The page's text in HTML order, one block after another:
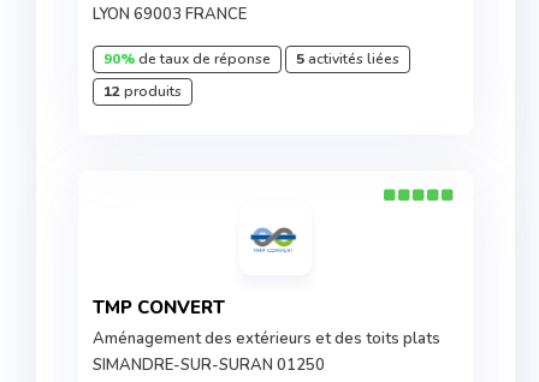
LYON 69003 FRANCE
90%de taux de réponse 5activités liées
12produits
TMP CONVERT
Aménagement des extérieurs et des toits plats
SIMANDRE-SUR-SURAN 01250